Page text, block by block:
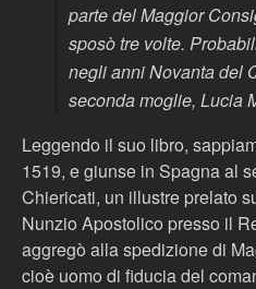
parte del Maggior
sposò tre volte.
negli anni Novanta del
seconda moglie, Lucia
Leggendo il suo libro,
1519, e giunse in Spagna al
Chiericati, un illustre prelato
Nunzio Apostolico presso il
aggregò alla spedizione di
cioè uomo di fiducia del